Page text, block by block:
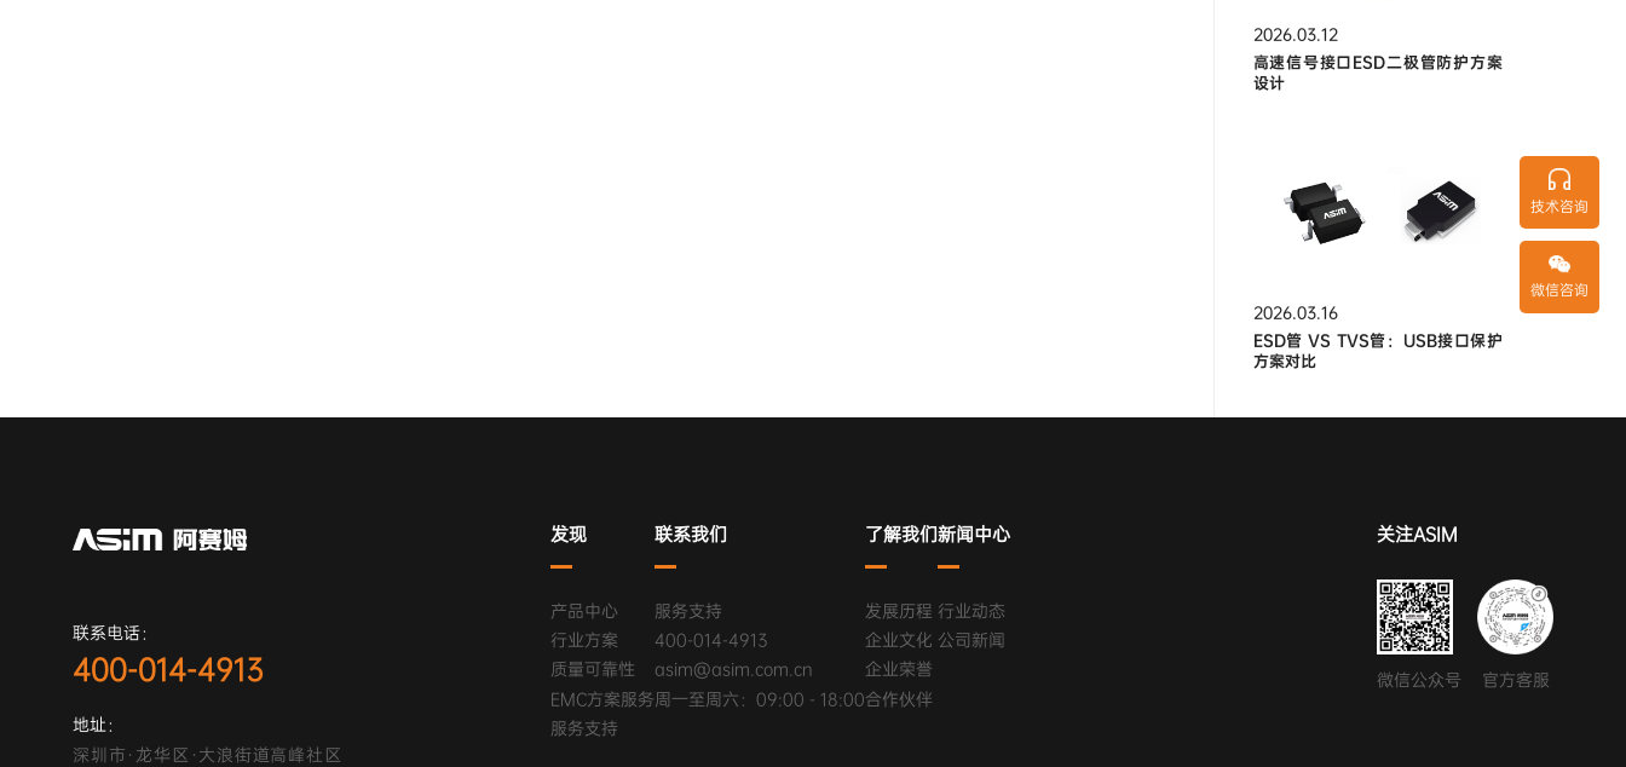
技术咨询
微信咨询
2026.03.12
高速信号接口ESD二极管防护方案
设计
2026.03.16
ESD管 VS TVS管：USB接口保护
方案对比
联系电话：
400-014-4913
地址：
深圳市·龙华区·大浪街道高峰社区
发现
产品中心
行业方案
质量可靠性
EMC方案服务
服务支持
联系我们
服务支持
400-014-4913
asim@asim.com.cn
周一至周六：09:00 - 18:00
了解我们
发展历程
企业文化
企业荣誉
合作伙伴
新闻中心
行业动态
公司新闻
关注ASIM
微信公众号 官方客服